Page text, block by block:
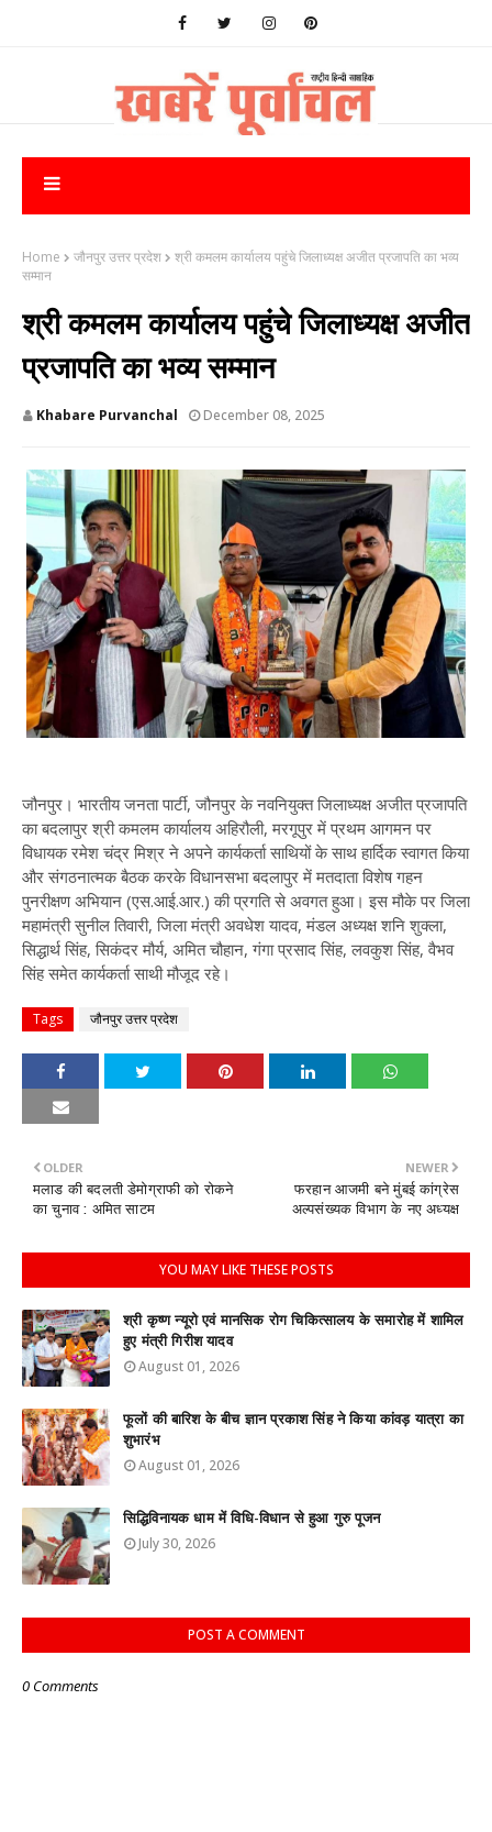
Home जौनपुर उत्तर प्रदेश
श्री कमलम कार्यालय पहुंचे जिलाध्यक्ष अजीत प्रजापति का भव्य
सम्मान
श्री कमलम कार्यालय पहुंचे जिलाध्यक्ष अजीत
प्रजापति का भव्य सम्मान
Khabare Purvanchal December 08, 2025
जौनपुर। भारतीय जनता पार्टी, जौनपुर के नवनियुक्त जिलाध्यक्ष अजीत प्रजापति
का बदलापुर श्री कमलम कार्यालय अहिरौली, मरगूपुर में प्रथम आगमन पर
विधायक रमेश चंद्र मिश्र ने अपने कार्यकर्ता साथियों के साथ हार्दिक स्वागत किया
और संगठनात्मक बैठक करके विधानसभा बदलापुर में मतदाता विशेष गहन
पुनरीक्षण अभियान (एस.आई.आर.) की प्रगति से अवगत हुआ। इस मौके पर जिला
महामंत्री सुनील तिवारी, जिला मंत्री अवधेश यादव, मंडल अध्यक्ष शनि शुक्ला,
सिद्धार्थ सिंह, सिकंदर मौर्य, अमित चौहान, गंगा प्रसाद सिंह, लवकुश सिंह, वैभव
सिंह समेत कार्यकर्ता साथी मौजूद रहे।
Tags जौनपुर उत्तर प्रदेश
NEWER
फरहान आजमी बने मुंबई कांग्रेस
अल्पसंख्यक विभाग के नए अध्यक्ष
OLDER
मलाड की बदलती डेमोग्राफी को रोकने
का चुनाव : अमित साटम
YOU MAY LIKE THESE POSTS
श्री कृष्ण न्यूरो एवं मानसिक रोग चिकित्सालय के समारोह में शामिल
हुए मंत्री गिरीश यादव
August 01, 2026
फूलों की बारिश के बीच ज्ञान प्रकाश सिंह ने किया कांवड़ यात्रा का
शुभारंभ
August 01, 2026
सिद्धिविनायक धाम में विधि-विधान से हुआ गुरु पूजन
July 30, 2026
POST A COMMENT
0 Comments